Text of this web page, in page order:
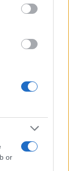
or
magát
aminek
az
és újból
és